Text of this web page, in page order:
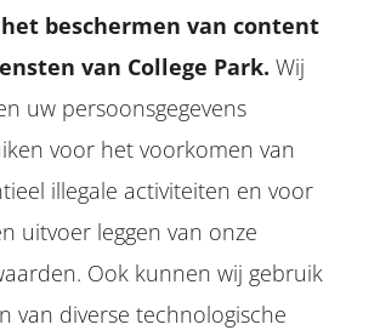
beschermen van content
van College Park. Wij
uw persoonsgegevens
voor het voorkomen van
illegale activiteiten en voor
uitvoer leggen van onze
Ook kunnen wij gebruik
van diverse technologische